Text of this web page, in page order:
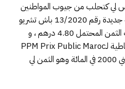
لي كتحلب من جيوب المواطنين
مباشرة .. علنتي على صفقة جديدة رقم 13/2020 باش تشريو
الدوا ، و كاين الدوا لي دار ليه الثمن المحتمل 4.80 درهم ، و
مديرية الأدوية و الصيدلة عاطية لـPPM Prix Public Maroc
بين 90 و 100 درهم ما يعني 2000 في المائة وهو الثمن لي